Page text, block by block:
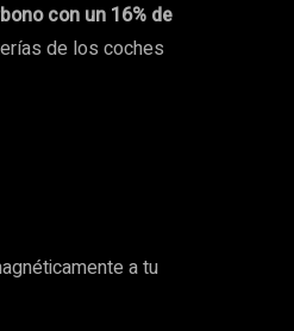
con un 16% de
de los coches
a tu